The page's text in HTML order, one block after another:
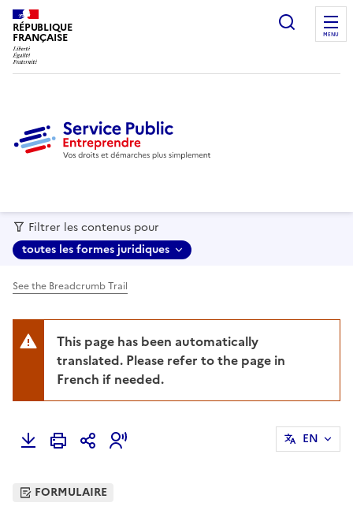
RÉPUBLIQUE
FRANÇAISE MENU
Filtrer les contenus pour
toutes les formes juridiques
See the Breadcrumb Trail
This page has been automatically
translated. Please refer to the page in
French if needed.
EN
FORMULAIRE